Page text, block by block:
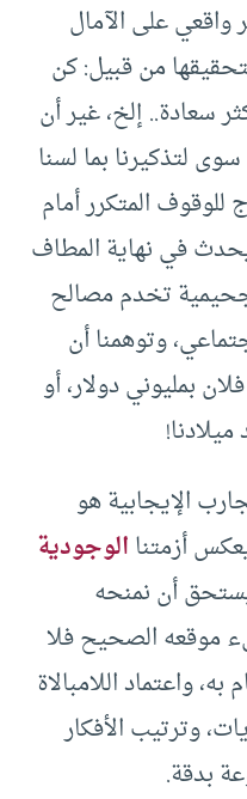
على الآمال
من قبيل: كن
سعادة.. إلخ، غير أن
لتذكيرنا بما لسنا
للوقوف المتكرر أمام
يحدث في نهاية المطاف
جحيمية تخدم مصالح
وتوهمنا أن
بمليوني دولار، أو
الإيجابية هو
أزمتناالوجودية
أن نمنحه
موقعه الصحيح فلا
واعتماد اللامبالاة
وترتيب الأفكار
بدقة.